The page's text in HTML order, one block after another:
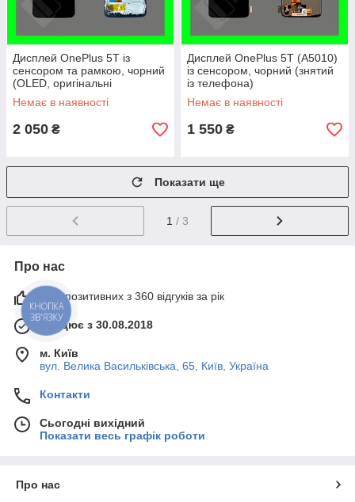
Дисплей OnePlus 5T із
сенсором та рамкою, чорний
(OLED, оригінальні
комплектуючі)
Немає в наявності
2 050 ₴
Дисплей OnePlus 5T (A5010)
із сенсором, чорний (знятий
із телефона)
Немає в наявності
1 550 ₴
Показати ще
1 / 3
Про нас
97% позитивних з 360 відгуків за рік
Працює з 30.08.2018
м. Київ
вул. Велика Васильківська, 65, Київ, Україна
Контакти
Сьогодні вихідний
Показати весь графік роботи
Про нас
КНОПКА
ЗВ'ЯЗКУ